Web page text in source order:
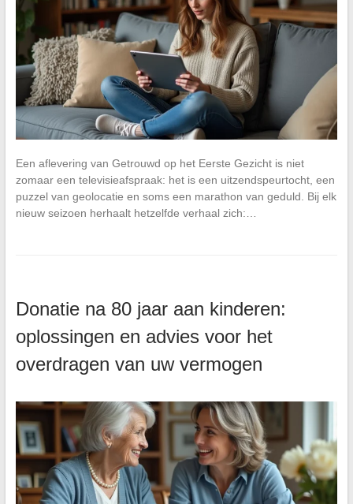
Een aflevering van Getrouwd op het Eerste Gezicht is niet
zomaar een televisieafspraak: het is een uitzendspeurtocht, een
puzzel van geolocatie en soms een marathon van geduld. Bij elk
nieuw seizoen herhaalt hetzelfde verhaal zich:…
Donatie na 80 jaar aan kinderen:
oplossingen en advies voor het
overdragen van uw vermogen